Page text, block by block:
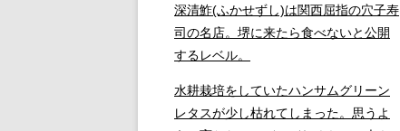
深清鮓(ふかせずし)は関西屈指の穴子寿
司の名店。堺に来たら食べないと公開
するレベル。
水耕栽培をしていたハンサムグリーン
レタスが少し枯れてしまった。思うよ